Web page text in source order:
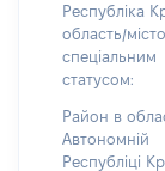
Республіка
область/місто
спеціальним
статусом:
Район в
Автономній
Республіці